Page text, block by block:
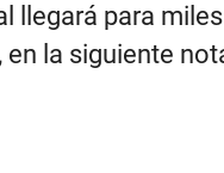
llegará para
la siguiente